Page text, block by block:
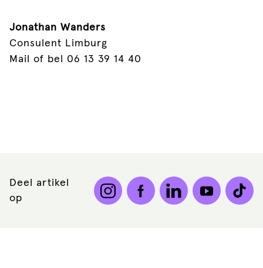
Jonathan Wanders
Consulent Limburg
Mail of bel 06 13 39 14 40
Deel artikel
op